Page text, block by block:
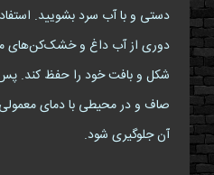
دستی و با آب سرد بشویید.
دوری از آب داغ و خشک‌کن‌های
شکل و بافت خود را حفظ کند.
صاف و در محیطی با دمای
آن جلوگیری شود.